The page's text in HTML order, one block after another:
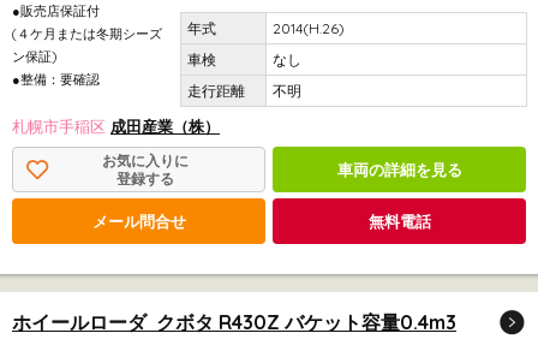
●販売店保証付
(４ケ月または冬期シーズ
ン保証)
●整備：要確認
2014(H.26)
なし
不明
札幌市手稲区 成田産業（株）
お気に入りに
登録する
車両の詳細を見る
メール問合せ 無料電話
ホイールローダ クボタ R430Z バケット容量0.4m3